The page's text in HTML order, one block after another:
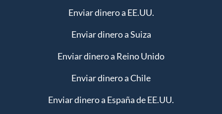
Enviar dinero a EE.UU.
Enviar dinero a Suiza
Enviar dinero a Reino Unido
Enviar dinero a Chile
Enviar dinero a España de EE.UU.